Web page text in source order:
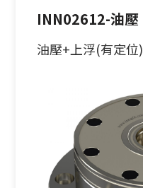
INN02612-油壓
油壓+上浮(有定位)